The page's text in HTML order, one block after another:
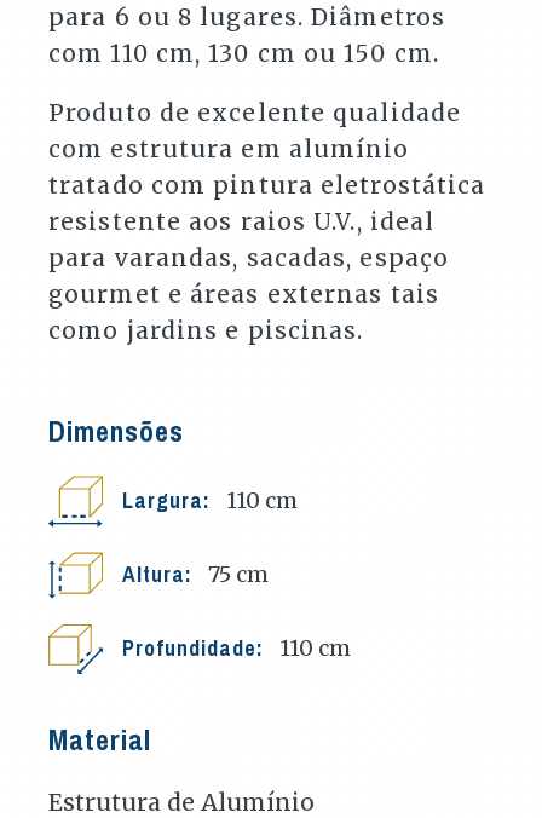
para 6 ou 8 lugares. Diâmetros
com 110 cm, 130 cm ou 150 cm.
Produto de excelente qualidade
com estrutura em alumínio
tratado com pintura eletrostática
resistente aos raios U.V., ideal
para varandas, sacadas, espaço
gourmet e áreas externas tais
como jardins e piscinas.
Dimensões
Largura: 110 cm
Altura: 75 cm
Profundidade: 110 cm
Material
Estrutura de Alumínio